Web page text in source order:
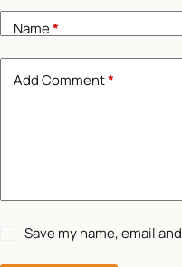
Name*
Add Comment*
Save my name, email